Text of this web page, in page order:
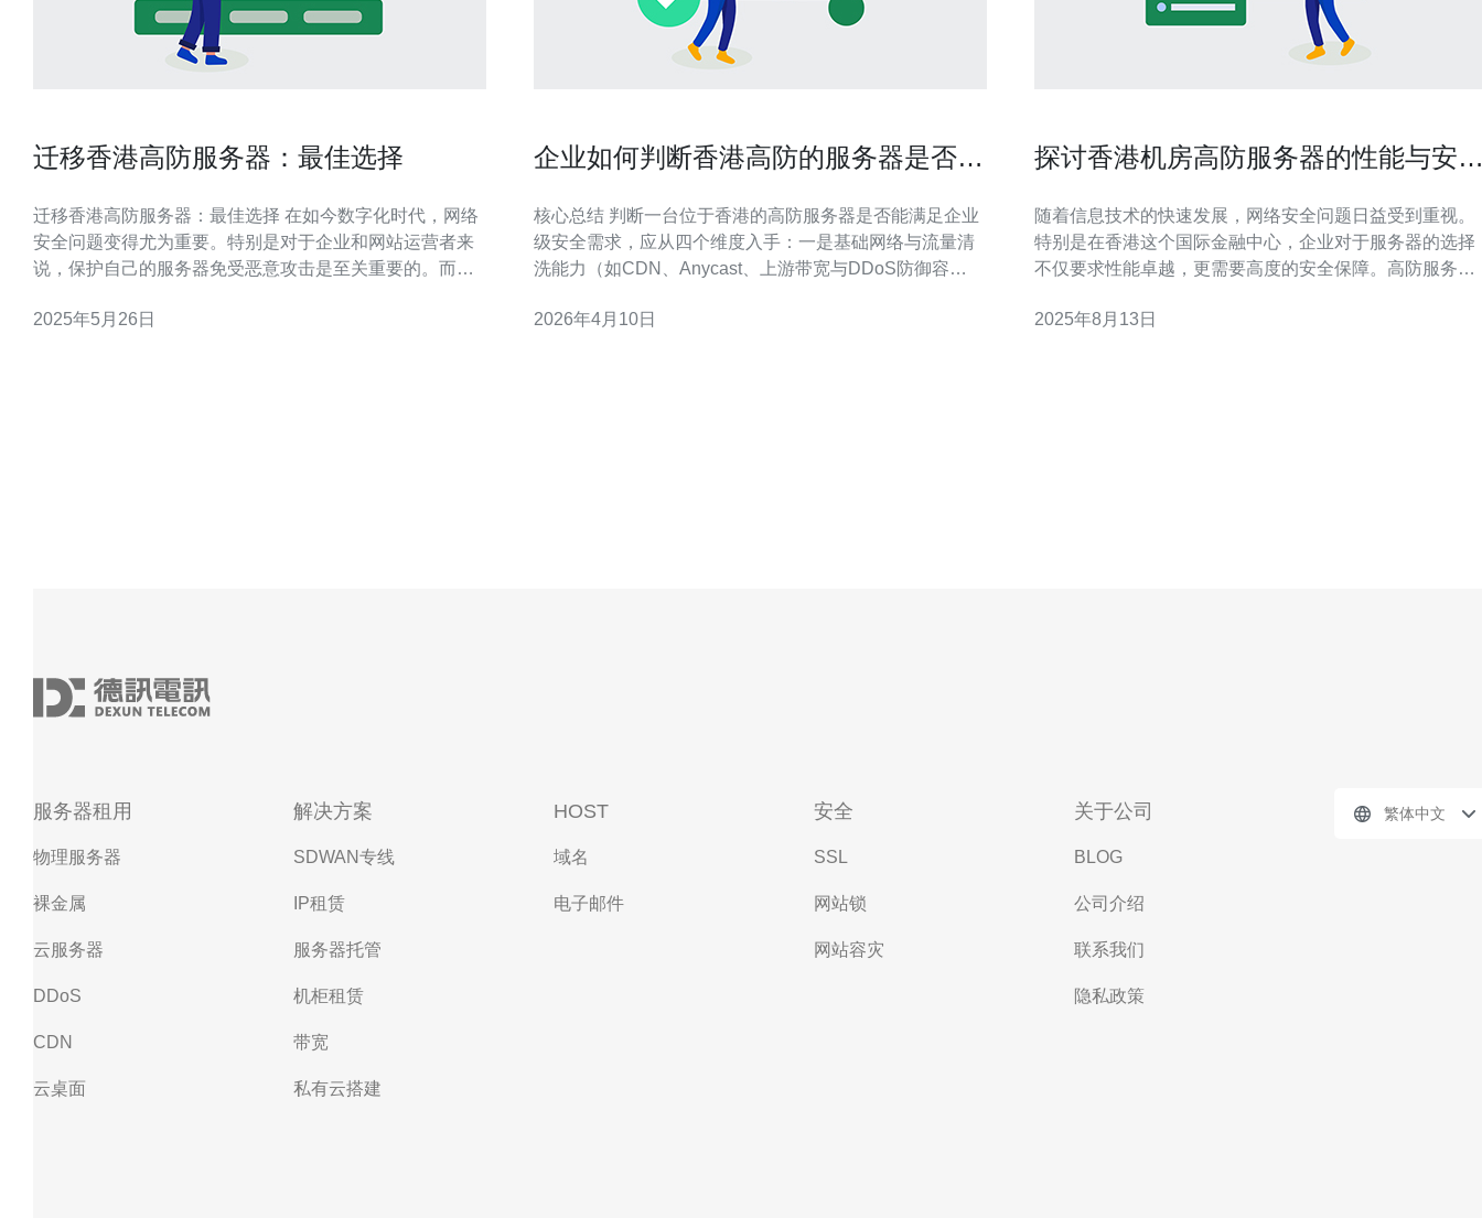
迁移香港高防服务器：最佳选择
迁移香港高防服务器：最佳选择 在如今数字化时代，网络
安全问题变得尤为重要。特别是对于企业和网站运营者来
说，保护自己的服务器免受恶意攻击是至关重要的。而香
DDoS攻击能力，能够有效保障服务器的稳定运行。 迁移
2025年5月26日
企业如何判断香港高防的服务器是否满
足业务级别的安全需求
核心总结 判断一台位于香港的高防服务器是否能满足企业
级安全需求，应从四个维度入手：一是基础网络与流量清
洗能力（如CDN、Anycast、上游带宽与DDoS防御容
是运维与响应能力（如24/7 SOC、日志与恢复能力）；四
2026年4月10日
探讨香港机房高防服务器的性能与安
性
随着信息技术的快速发展，网络安全问题日益受到重视。
特别是在香港这个国际金融中心，企业对于服务器的选择
不仅要求性能卓越，更需要高度的安全保障。高防服务器
业的首选。本文将探讨香港机房高防服务器的性能与安全
2025年8月13日
服务器租用
物理服务器
裸金属
云服务器
DDoS
CDN
云桌面
解决方案
SDWAN专线
IP租赁
服务器托管
机柜租赁
带宽
私有云搭建
HOST
域名
电子邮件
安全
SSL
网站锁
网站容灾
关于公司
BLOG
公司介绍
联系我们
隐私政策
繁体中文